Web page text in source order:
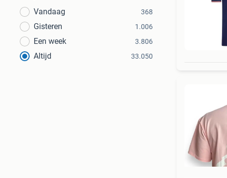
Vandaag
368
Gisteren 1.006
Een week 3.806
Altijd 33.050